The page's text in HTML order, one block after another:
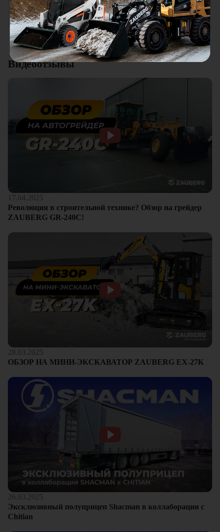
Смотреть все отзывы
качества. Отдельный плюс это внимательное отношение к
клиентам.
Видеоотзывы
17.04.2025
Революция в строительной технике? Обзор на грейдер
ZAUBERG GR-240C!
28.03.2025
ОБЗОР НА МИНИ-ЭКСКАВАТОР ZAUBERG EX-27K
26.03.2025
Эксклюзивный полуприцеп Shacman в коллаборации с
Chitian